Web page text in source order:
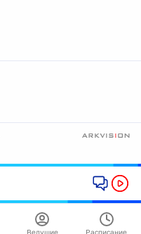
Ведущие Расписание